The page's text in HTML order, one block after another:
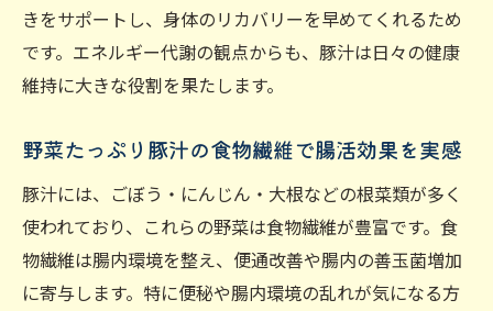
きをサポートし、身体のリカバリーを早めてくれるため
です。エネルギー代謝の観点からも、豚汁は日々の健康
維持に大きな役割を果たします。
野菜たっぷり豚汁の食物繊維で腸活効果を実感
豚汁には、ごぼう・にんじん・大根などの根菜類が多く
使われており、これらの野菜は食物繊維が豊富です。食
物繊維は腸内環境を整え、便通改善や腸内の善玉菌増加
に寄与します。特に便秘や腸内環境の乱れが気になる方